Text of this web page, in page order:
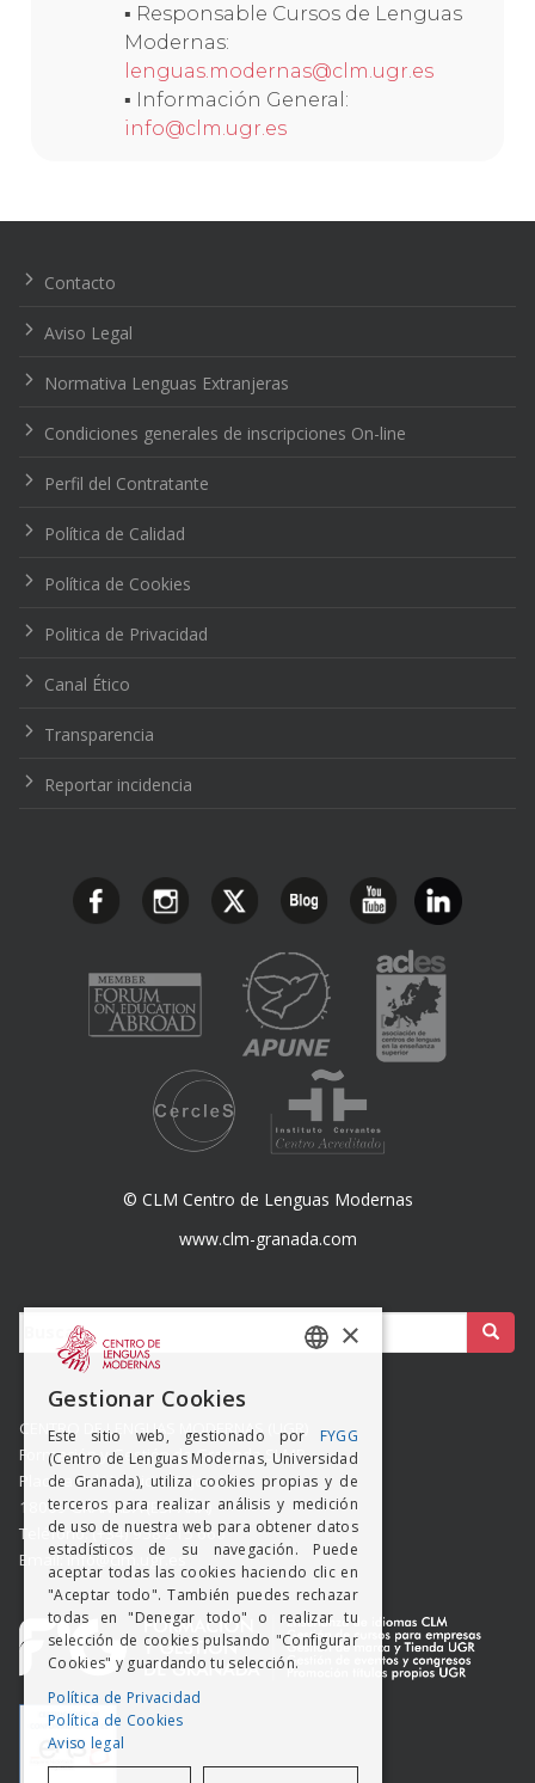
▪ Responsable Cursos de Lenguas
Modernas:
lenguas.modernas@clm.ugr.es
▪ Información General:
info@clm.ugr.es
de
Contacto
Aviso Legal
Normativa Lenguas Extranjeras
Condiciones generales de inscripciones On-line
Perfil del Contratante
Política de Calidad
Política de Cookies
Politica de Privacidad
Canal Ético
Transparencia
Reportar incidencia
© CLM Centro de Lenguas Modernas
www.clm-granada.com
Buscar:
CENTRO DE LENGUAS MODERNAS (UGR)
Formación y Gestión de Granada SLMP
Placeta del Hospicio Viejo s/n
18009 GRANADA (ESPAÑA)
Teléfono: (+34) 958 215 660
Email: info@clm.ugr.es
×
Gestionar Cookies
Este sitio web, gestionado por FYGG
(Centro de Lenguas Modernas, Universidad
de Granada), utiliza cookies propias y de
terceros para realizar análisis y medición
de uso de nuestra web para obtener datos
estadísticos de su navegación. Puede
aceptar todas las cookies haciendo clic en
"Aceptar todo". También puedes rechazar
todas en "Denegar todo" o realizar tu
selección de cookies pulsando "Configurar
Cookies" y guardando tu selección.
Política de Privacidad
Política de Cookies
Aviso legal